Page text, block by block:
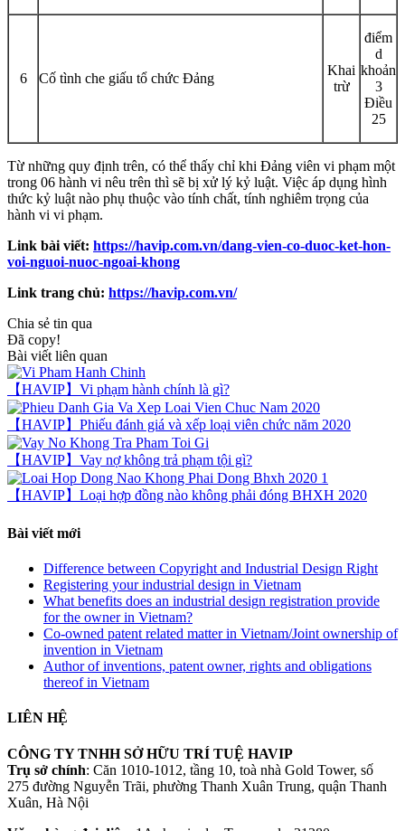
6 Cố tình che giấu tổ chức Đảng
Khai
trừ
điểm
d
khoản
3
Điều
25
Từ những quy định trên, có thể thấy chỉ khi Đảng viên vi phạm một
trong 06 hành vi nêu trên thì sẽ bị xử lý kỷ luật. Việc áp dụng hình
thức kỷ luật nào phụ thuộc vào tính chất, tính nghiêm trọng của
hành vi vi phạm.
Link bài viết: https://havip.com.vn/dang-vien-co-duoc-ket-hon-
voi-nguoi-nuoc-ngoai-khong
Link trang chủ: https://havip.com.vn/
Chia sẻ tin qua
Đã copy!
Bài viết liên quan
【HAVIP】Vi phạm hành chính là gì?
【HAVIP】Phiếu đánh giá và xếp loại viên chức năm 2020
【HAVIP】Vay nợ không trả phạm tội gì?
【HAVIP】Loại hợp đồng nào không phải đóng BHXH 2020
Bài viết mới
Difference between Copyright and Industrial Design Right
Registering your industrial design in Vietnam
What benefits does an industrial design registration provide
for the owner in Vietnam?
Co-owned patent related matter in Vietnam/Joint ownership of
invention in Vietnam
Author of inventions, patent owner, rights and obligations
thereof in Vietnam
LIÊN HỆ
CÔNG TY TNHH SỞ HỮU TRÍ TUỆ HAVIP
Trụ sở chính: Căn 1010-1012, tầng 10, toà nhà Gold Tower, số
275 đường Nguyễn Trãi, phường Thanh Xuân Trung, quận Thanh
Xuân, Hà Nội